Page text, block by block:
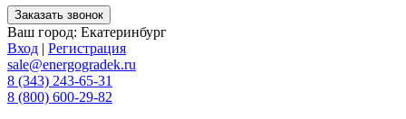
Ваш город: Екатеринбург
Вход | Регистрация
sale@energogradek.ru
8 (343) 243-65-31
8 (800) 600-29-82